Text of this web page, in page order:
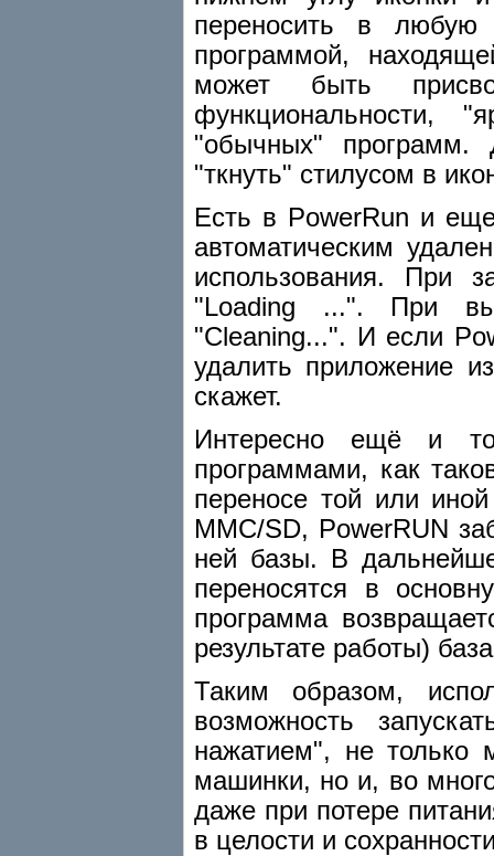
переносить в
программой,
может быть
функциональности,
"обычных" программ.
"ткнуть" стилусом в
Есть в PowerRun и
автоматическим
использования. При
"Loading ...". При
"Cleaning...". И если
удалить приложение
скажет.
Интересно ещё и
программами, как
переносе той или
MMC/SD, PowerRUN
ней базы. В
переносятся в
программа
результате работы)
Таким образом,
возможность
нажатием", не только
машинки, но и, во
даже при потере
в целости и